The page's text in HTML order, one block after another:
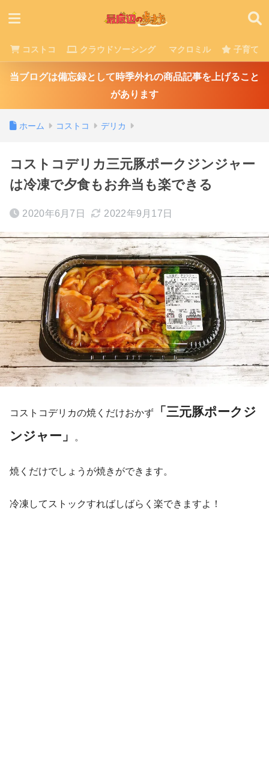
コストコ クラウドソーシング マクロミル 子育て
当ブログは備忘録として時季外れの商品記事を上げること
があります
ホーム コストコ デリカ
コストコデリカ三元豚ポークジンジャー
は冷凍で夕食もお弁当も楽できる
2020年6月7日 2022年9月17日
コストコデリカの焼くだけおかず
「三元豚ポークジ
ンジャー」
。
焼くだけでしょうが焼きができます。
冷凍してストックすればしばらく楽できますよ！